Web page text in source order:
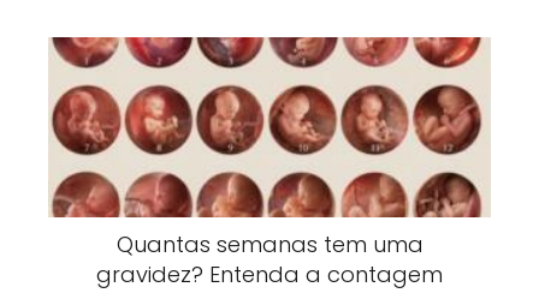
Quantas semanas tem uma
gravidez? Entenda a contagem